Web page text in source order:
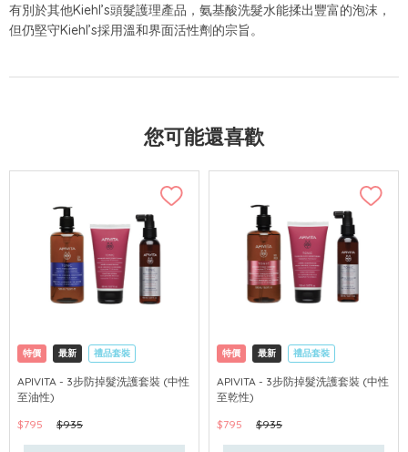
有別於其他Kiehl’s頭髮護理產品，氨基酸洗髮水能揉出豐富的泡沫，
但仍堅守Kiehl’s採用溫和界面活性劑的宗旨。
您可能還喜歡
特價 最新 禮品套裝
網購店取 可中國內地配送
APIVITA - 3步防掉髮洗護套裝 (中性
至油性)
$795
$935
特價 最新 禮品套裝
網購店取 可中國內地配送
APIVITA - 3步防掉髮洗護套裝 (中性
至乾性)
$795
$935